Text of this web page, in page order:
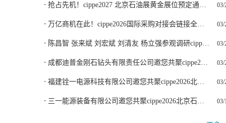
⋅ 抢占先机！cippe2027 北京石油展黄金展位预定通道正式开启 03/
⋅ 万亿商机在此！cippe2026国际采购对接会链接全球能源贸易 03/
⋅ 陈昌智 张来斌 刘宏斌 刘清友 杨立强参观调研cippe北京石油展 03/
⋅ 成都迪普金刚石钻头有限责任公司邀您共聚cippe2026北京石油展 03/
⋅ 福建铨一电源科技有限公司邀您共聚cippe2026北京石油展 03/
⋅ 三一能源装备有限公司邀您共聚cippe2026北京石油展 03/